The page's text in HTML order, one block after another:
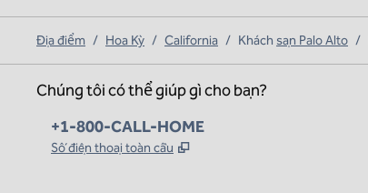
Địa điểm / Hoa Kỳ / California / Khách sạn Palo Alto /
Chúng tôi có thể giúp gì cho bạn?
Điện thoại:
+1-800-CALL-HOME
Số điện thoại toàn cầu ,